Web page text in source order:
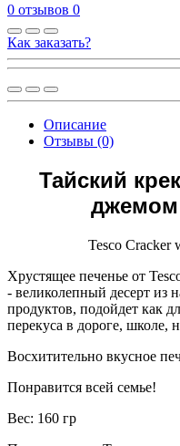
0 отзывов 0
Как заказать?
Описание
Отзывы (0)
Тайский
джемом
Tesco Cracker
Хрустящее печенье от
- великолепный десерт из
продуктов, подойдет как
перекуса в дороге, школе,
Восхитительно вкусное
Понравится всей семье!
Вес: 160 гр